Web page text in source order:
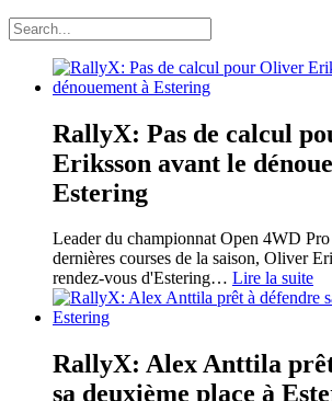
RallyX: Pas de calcul
Eriksson avant le
Estering
Leader du championnat Open 4WD
dernières courses de la saison, Oliver
rendez-vous d'Estering… Lire la suite
RallyX: Alex Anttila
sa deuxième place à